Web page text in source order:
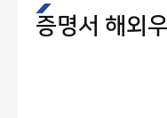
증명서 해외